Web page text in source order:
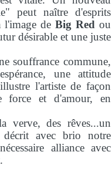
peut naître d'esprits
l'image de Big Red ou
désirable et une juste
souffrance commune,
une attitude
l'artiste de façon
force et d'amour, en
verve, des rêves...un
avec brio notre
alliance avec